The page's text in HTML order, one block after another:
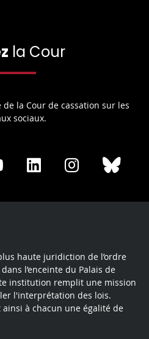
la Cour
de la Cour de cassation sur les
sociaux.
Share
Youtube
Share
LinkedIn
Share
Instagram
haute juridiction de l’ordre
l’enceinte du Palais de
institution remplit une mission
l'interprétation des lois.
à chacun une égalité de